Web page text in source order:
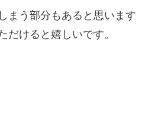
まう部分もあると思います
だけると嬉しいです。